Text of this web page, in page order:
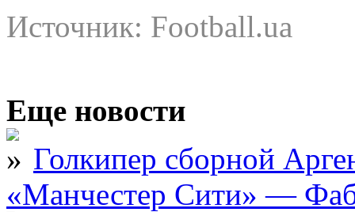
Источник: Football.ua
Еще новости
Голкипер сборной
«Манчестер Сити» —